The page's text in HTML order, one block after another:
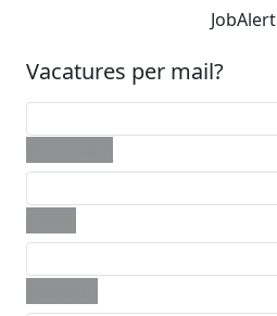
JobAlert
Vacatures per mail?